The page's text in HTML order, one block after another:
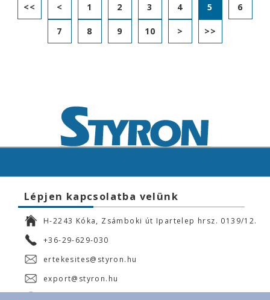
<< < 1 2 3 4 5 6
7 8 9 10 > >>
Lépjen kapcsolatba velünk
H-2243 Kóka, Zsámboki út Ipartelep hrsz. 0139/12.
+36-29-629-030
ertekesites@styron.hu
export@styron.hu